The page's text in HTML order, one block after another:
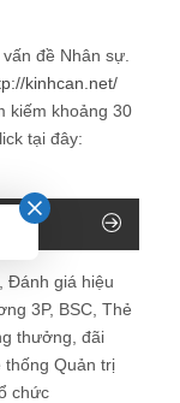
đề Nhân sự
kinhcan.net/
kiếm khoảng 30
tại đây:
Đánh giá hiệu
3P, BSC, Thẻ
thưởng, đãi
Quản trị
chức